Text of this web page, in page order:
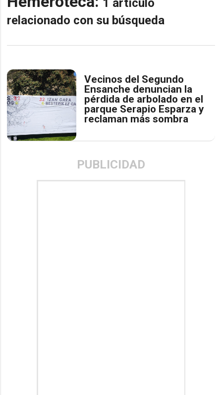
1 artículo
relacionado con su búsqueda
Vecinos del Segundo
Ensanche denuncian la
pérdida de arbolado en el
parque Serapio Esparza y
reclaman más sombra
PUBLICIDAD